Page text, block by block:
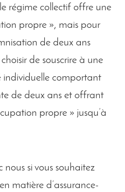
régime collectif offre une
propre », mais pour
de deux ans
de souscrire à une
individuelle comportant
de deux ans et offrant
propre » jusqu’à
si vous souhaitez
matière d’assurance-